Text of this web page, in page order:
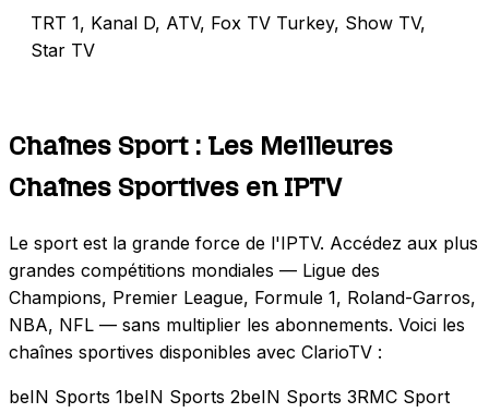
TRT 1, Kanal D, ATV, Fox TV Turkey, Show TV,
Star TV
Chaînes Sport : Les Meilleures
Chaînes Sportives en IPTV
Le sport est la grande force de l'IPTV. Accédez aux plus
grandes compétitions mondiales — Ligue des
Champions, Premier League, Formule 1, Roland-Garros,
NBA, NFL — sans multiplier les abonnements. Voici les
chaînes sportives disponibles avec ClarioTV :
beIN Sports 1beIN Sports 2beIN Sports 3RMC Sport